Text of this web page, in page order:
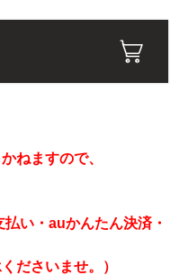
ねますので、
い・auかんたん決済・
ださいませ。）